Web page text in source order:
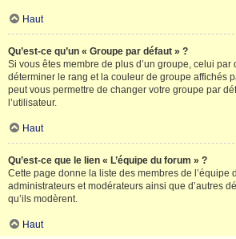
Haut
Qu’est-ce qu’un « Groupe par défaut » ?
Si vous êtes membre de plus d’un groupe, celui par
déterminer le rang et la couleur de groupe affichés
peut vous permettre de changer votre groupe par
l’utilisateur.
Haut
Qu’est-ce que le lien « L’équipe du forum » ?
Cette page donne la liste des membres de l’équipe
administrateurs et modérateurs ainsi que d’autres
qu’ils modèrent.
Haut